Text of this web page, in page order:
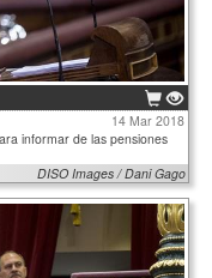
14 Mar 2018
informar de las pensiones
DISO Images / Dani Gago